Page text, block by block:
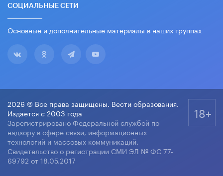
СОЦИАЛЬНЫЕ СЕТИ
Основные и дополнительные материалы в наших группах
2026 © Все права защищены. Вести образования.
Издается с 2003 года
Зарегистрировано Федеральной службой по
надзору в сфере связи, информационных
технологий и массовых коммуникаций.
Свидетельство о регистрации СМИ ЭЛ № ФС 77-
69792 от 18.05.2017
18+